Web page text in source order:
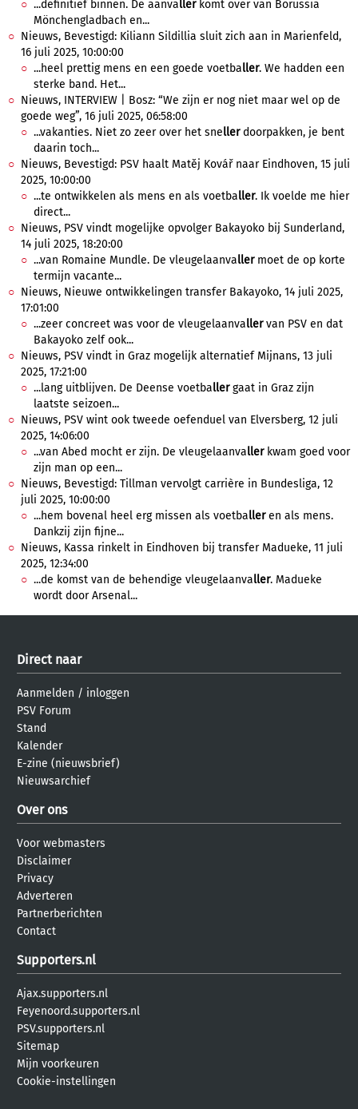
...definitief binnen. De aanvallerkomt over van Borussia
Mönchengladbach en...
Nieuws, Bevestigd: Kiliann Sildillia sluit zich aan in Marienfeld,
16 juli 2025, 10:00:00
...heel prettig mens en een goede voetballer. We hadden een
sterke band. Het...
Nieuws, INTERVIEW | Bosz: “We zijn er nog niet maar wel op de
goede weg”, 16 juli 2025, 06:58:00
...vakanties. Niet zo zeer over het snellerdoorpakken, je bent
daarin toch...
Nieuws, Bevestigd: PSV haalt Matěj Kovář naar Eindhoven, 15 juli
2025, 10:00:00
...te ontwikkelen als mens en als voetballer. Ik voelde me hier
direct...
Nieuws, PSV vindt mogelijke opvolger Bakayoko bij Sunderland,
14 juli 2025, 18:20:00
...van Romaine Mundle. De vleugelaanvallermoet de op korte
termijn vacante...
Nieuws, Nieuwe ontwikkelingen transfer Bakayoko, 14 juli 2025,
17:01:00
...zeer concreet was voor de vleugelaanvallervan PSV en dat
Bakayoko zelf ook...
Nieuws, PSV vindt in Graz mogelijk alternatief Mijnans, 13 juli
2025, 17:21:00
...lang uitblijven. De Deense voetballergaat in Graz zijn
laatste seizoen...
Nieuws, PSV wint ook tweede oefenduel van Elversberg, 12 juli
2025, 14:06:00
...van Abed mocht er zijn. De vleugelaanvallerkwam goed voor
zijn man op een...
Nieuws, Bevestigd: Tillman vervolgt carrière in Bundesliga, 12
juli 2025, 10:00:00
...hem bovenal heel erg missen als voetballeren als mens.
Dankzij zijn fijne...
Nieuws, Kassa rinkelt in Eindhoven bij transfer Madueke, 11 juli
2025, 12:34:00
...de komst van de behendige vleugelaanvaller. Madueke
wordt door Arsenal...
Direct naar
Aanmelden / inloggen
PSV Forum
Stand
Kalender
E-zine (nieuwsbrief)
Nieuwsarchief
Over ons
Voor webmasters
Disclaimer
Privacy
Adverteren
Partnerberichten
Contact
Supporters.nl
Ajax.supporters.nl
Feyenoord.supporters.nl
PSV.supporters.nl
Sitemap
Mijn voorkeuren
Cookie-instellingen